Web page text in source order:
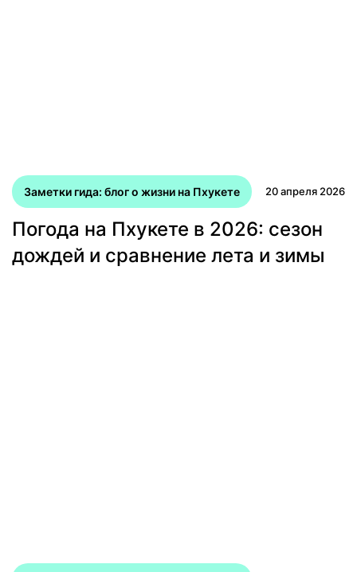
Заметки гида: блог о жизни на Пхукете 20 апреля 2026
Погода на Пхукете в 2026: сезон
дождей и сравнение лета и зимы